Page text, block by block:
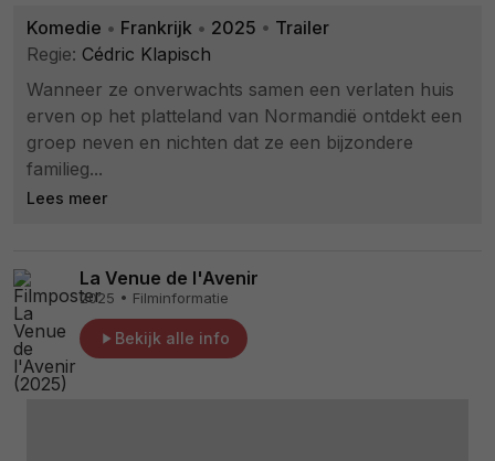
Komedie • Frankrijk • 2025 • Trailer
Regie: Cédric Klapisch
Wanneer ze onverwachts samen een verlaten huis
erven op het platteland van Normandië ontdekt een
groep neven en nichten dat ze een bijzondere
familieg...
Lees meer
La Venue de l'Avenir
2025 • Filminformatie
Bekijk alle info